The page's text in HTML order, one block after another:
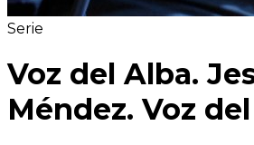
Serie
Voz del Alba.
Méndez. Voz